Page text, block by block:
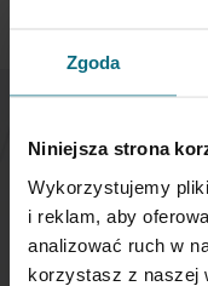
Zgoda
Niniejsza strona
Wykorzystujemy
i reklam, aby
analizować ruch w
korzystasz z naszej
NEWSLETTER
Jeśli chcesz
dotyczące oferty
newslettera.